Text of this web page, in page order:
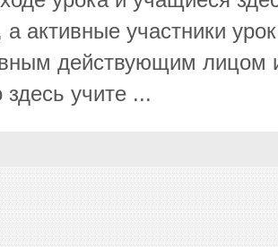
а активные участники
действующим лицом
здесь учите ...